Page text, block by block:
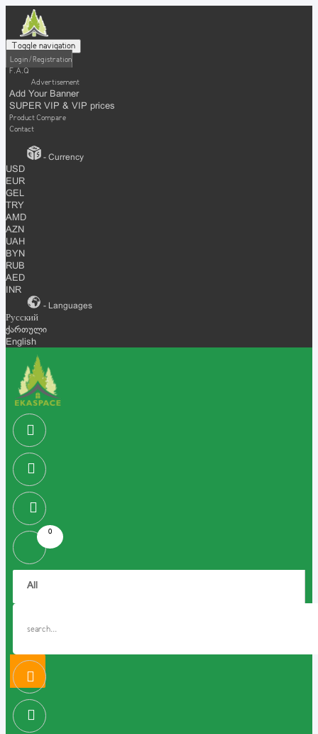
Toggle navigation
Login / Registration
F.A.Q
Advertisement
Add Your Banner
SUPER VIP & VIP prices
Product Compare
Contact
- Currency
USD
EUR
GEL
TRY
AMD
AZN
UAH
BYN
RUB
AED
INR
- Languages
Русский
ქართული
English
0